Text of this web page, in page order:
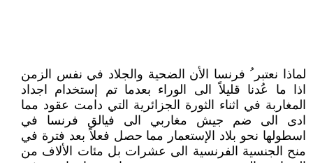
لماذا نعتبر ُ فرنسا الأن الضحية والجلاد في نفس الزمن
اذا ما عُدنا قليلاً الى الوراء بعدما تم إستخدام اجداد
المغاربة في اثناء الثورة الجزائرية التي دامت عقود مما
ادى الى ضم جيش مغاربي الى فيالق فرنسا في
اسطولها نحو بلاد الإستعمار مما حصل فعلاً بعد فترة في
منح الجنسية الفرنسية الى عشرات بل مئات الألاف من